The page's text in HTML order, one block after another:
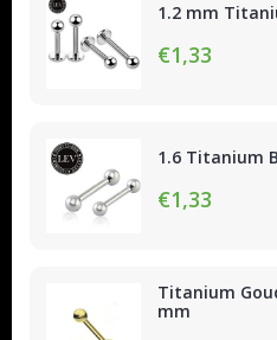
1.2 mm
€1,33
1.6 Titanium
€1,33
Titanium
mm